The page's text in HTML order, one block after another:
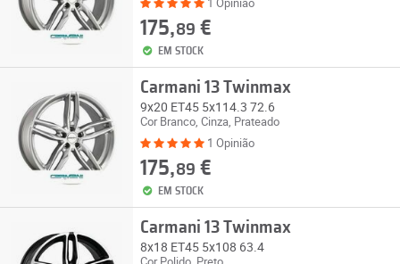
175,89 €
EM STOCK
Carmani 13 Twinmax
9x20 ET45 5x114.3 72.6
Cor Branco, Cinza, Prateado
1 Opinião
175,89 €
EM STOCK
Carmani 13 Twinmax
8x18 ET45 5x108 63.4